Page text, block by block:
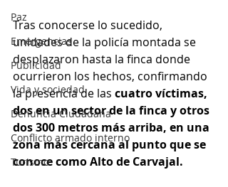
Paz
Emergencias
Publicidad
Vida y sociedad
Denuncia Ciudadana
Conflicto armado interno
Turismo
Tras conocerse lo sucedido,
unidades de la policía montada se
desplazaron hasta la finca donde
ocurrieron los hechos, confirmando
la presencia de las cuatro víctimas,
dos en un sector de la finca y otros
dos 300 metros más arriba, en una
zona más cercana al punto que se
conoce como Alto de Carvajal.